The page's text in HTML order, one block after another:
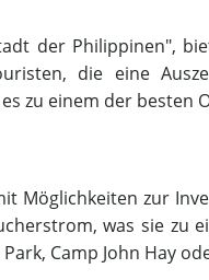
der Philippinen",
die eine
zu einem der
Möglichkeiten zur
was sie
Camp John Hay